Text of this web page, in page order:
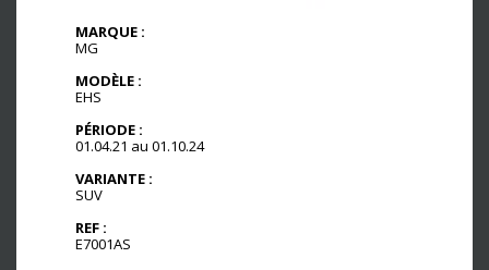
MARQUE :
MG
MODÈLE :
EHS
PÉRIODE :
01.04.21 au 01.10.24
VARIANTE :
SUV
REF :
E7001AS